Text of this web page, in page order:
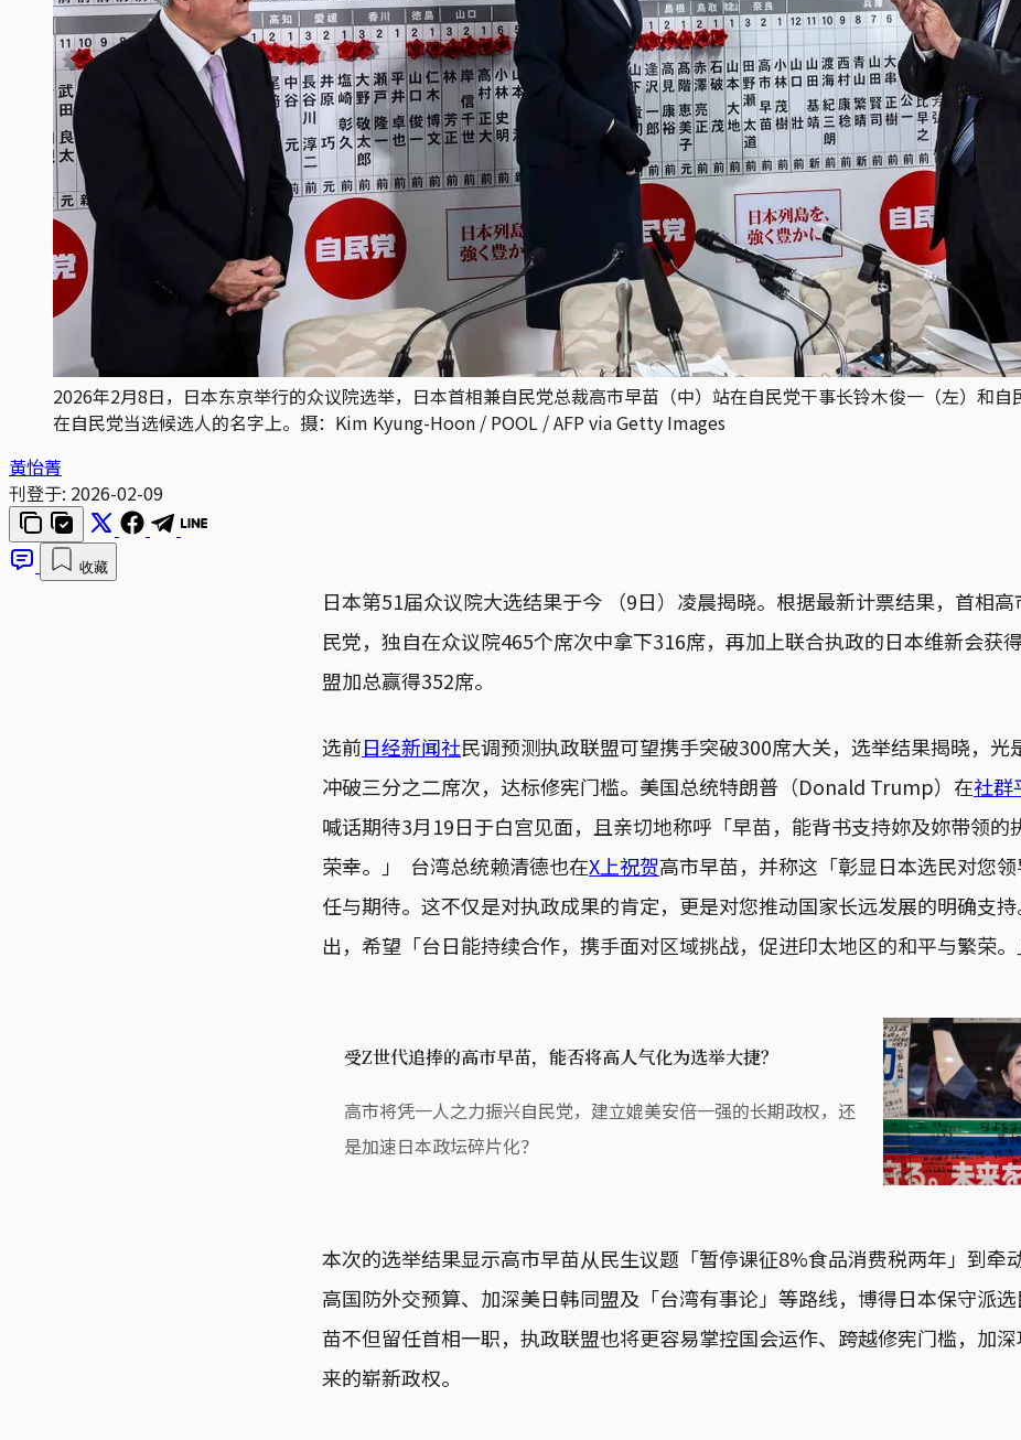
2026年2月8日，日本东京举行的众议院选举，日本首相兼自民党总裁高市早苗（中）站在自民党干事长铃木俊一（左）和
在自民党当选候选人的名字上。摄：Kim Kyung-Hoon / POOL / AFP via Getty Images
黃怡菁
刊登于: 2026-02-09
收藏
日本第51届众议院大选结果于今 （9日）凌晨揭晓。根据最新计票结果，首相
民党，独自在众议院465个席次中拿下316席，再加上联合执政的日本维新会获
盟加总赢得352席。
选前日经新闻社民调预测执政联盟可望携手突破300席大关，选举结果揭晓，光
冲破三分之二席次，达标修宪门槛。美国总统特朗普（Donald Trump）在社群
喊话期待3月19日于白宫见面，且亲切地称呼「早苗，能背书支持妳及妳带领的
荣幸。」 台湾总统赖清德也在X上祝贺高市早苗，并称这「彰显日本选民对您
任与期待。这不仅是对执政成果的肯定，更是对您推动国家长远发展的明确支
出，希望「台日能持续合作，携手面对区域挑战，促进印太地区的和平与繁荣。
受Z世代追捧的高市早苗，能否将高人气化为选举大捷？
高市将凭一人之力振兴自民党，建立媲美安倍一强的长期政权，还
是加速日本政坛碎片化？
本次的选举结果显示高市早苗从民生议题「暂停课征8%食品消费税两年」到牵
高国防外交预算、加深美日韩同盟及「台湾有事论」等路线，博得日本保守派
苗不但留任首相一职，执政联盟也将更容易掌控国会运作、跨越修宪门槛，加
来的崭新政权。